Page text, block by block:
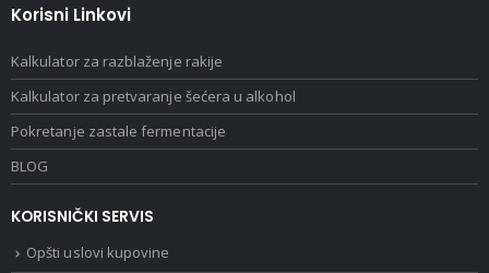
Korisni Linkovi
Kalkulator za razblaženje rakije
Kalkulator za pretvaranje šećera u alkohol
Pokretanje zastale fermentacije
BLOG
KORISNIČKI SERVIS
Opšti uslovi kupovine